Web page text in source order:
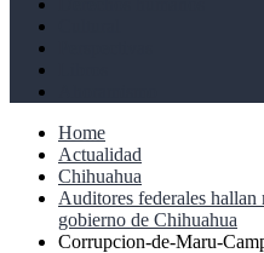
Home
Actualidad
Chihuahua
Auditores federales hallan
gobierno de Chihuahua
Corrupcion-de-Maru-